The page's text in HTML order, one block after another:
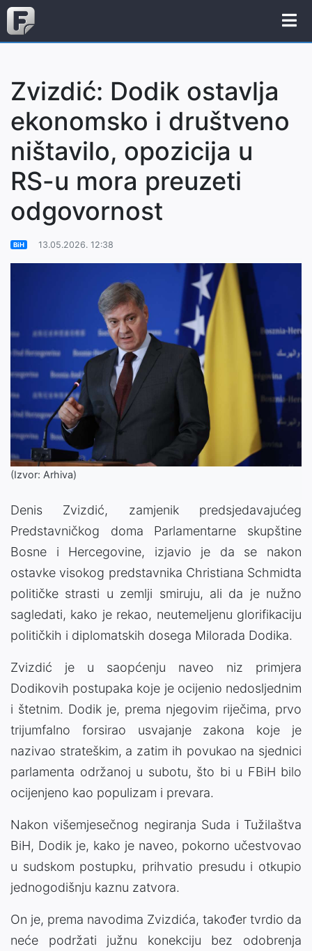
Zvizdić: Dodik ostavlja
ekonomsko i društveno
ništavilo, opozicija u
RS-u mora preuzeti
odgovornost
BiH 13.05.2026. 12:38
(Izvor: Arhiva)
Denis Zvizdić, zamjenik predsjedavajućeg
Predstavničkog doma Parlamentarne skupštine
Bosne i Hercegovine, izjavio je da se nakon
ostavke visokog predstavnika Christiana Schmidta
političke strasti u zemlji smiruju, ali da je nužno
sagledati, kako je rekao, neutemeljenu glorifikaciju
političkih i diplomatskih dosega Milorada Dodika.
Zvizdić je u saopćenju naveo niz primjera
Dodikovih postupaka koje je ocijenio nedosljednim
i štetnim. Dodik je, prema njegovim riječima, prvo
trijumfalno forsirao usvajanje zakona koje je
nazivao strateškim, a zatim ih povukao na sjednici
parlamenta održanoj u subotu, što bi u FBiH bilo
ocijenjeno kao populizam i prevara.
Nakon višemjesečnog negiranja Suda i Tužilaštva
BiH, Dodik je, kako je naveo, pokorno učestvovao
u sudskom postupku, prihvatio presudu i otkupio
jednogodišnju kaznu zatvora.
On je, prema navodima Zvizdića, također tvrdio da
neće podržati južnu konekciju bez odobrenja